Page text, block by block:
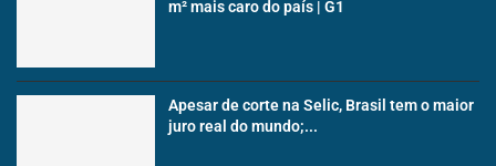
m² mais caro do país | G1
Apesar de corte na Selic, Brasil tem o maior
juro real do mundo;...